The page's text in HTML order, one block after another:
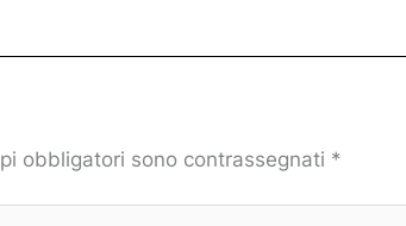
obbligatori sono contrassegnati *